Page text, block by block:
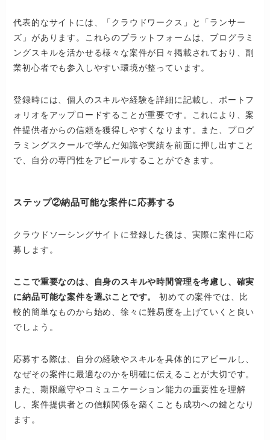
代表的なサイトには、「クラウドワークス」と「ランサー
ズ」があります。これらのプラットフォームは、プログラミ
ングスキルを活かせる様々な案件が日々掲載されており、副
業初心者でも参入しやすい環境が整っています。
登録時には、個人のスキルや経験を詳細に記載し、ポートフ
ォリオをアップロードすることが重要です。これにより、案
件提供者からの信頼を獲得しやすくなります。また、プログ
ラミングスクールで学んだ知識や実績を前面に押し出すこと
で、自分の専門性をアピールすることができます。
ステップ②納品可能な案件に応募する
クラウドソーシングサイトに登録した後は、実際に案件に応
募します。
ここで重要なのは、自身のスキルや時間管理を考慮し、確実
に納品可能な案件を選ぶことです。
初めての案件では、比
較的簡単なものから始め、徐々に難易度を上げていくと良い
でしょう。
応募する際は、自分の経験やスキルを具体的にアピールし、
なぜその案件に最適なのかを明確に伝えることが大切です。
また、期限厳守やコミュニケーション能力の重要性を理解
し、案件提供者との信頼関係を築くことも成功への鍵となり
ます。